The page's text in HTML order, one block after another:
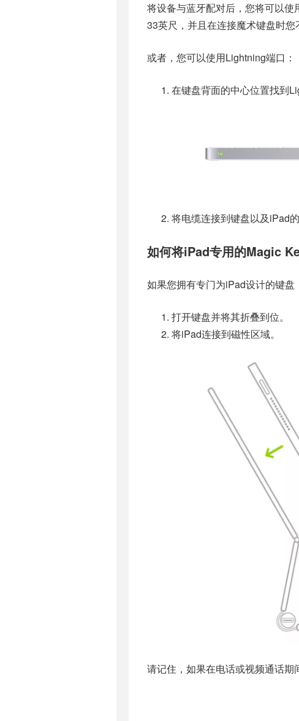
将设备与蓝牙配对后，您将可以
33英尺，并且在连接魔术键盘时您
或者，您可以使用Lightning端口：
在键盘背面的中心位置找到
将电缆连接到键盘以及iPad的
如何将iPad专用的Magic
如果您拥有专门为iPad设计的键盘
打开键盘并将其折叠到位。
将iPad连接到磁性区域。
请记住，如果在电话或视频通话期